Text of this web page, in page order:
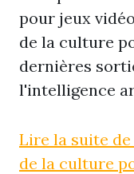
pour jeux
de la culture
dernières
l'intelligence
Lire la suite de
de la culture